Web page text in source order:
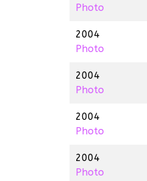
Photo
2004
Photo
2004
Photo
2004
Photo
2004
Photo